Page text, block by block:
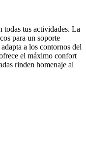
todas tus actividades. La
para un soporte
a los contornos del
el máximo confort
rinden homenaje al